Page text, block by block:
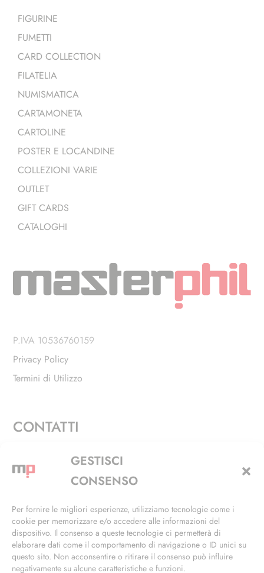
GESTISCI
CONSENSO
Per fornire le migliori esperienze, utilizziamo tecnologie come i
cookie per memorizzare e/o accedere alle informazioni del
dispositivo. Il consenso a queste tecnologie ci permetterà di
elaborare dati come il comportamento di navigazione o ID unici su
questo sito. Non acconsentire o ritirare il consenso può influire
negativamente su alcune caratteristiche e funzioni.
FIGURINE
FUMETTI
CARD COLLECTION
FILATELIA
NUMISMATICA
CARTAMONETA
CARTOLINE
POSTER E LOCANDINE
COLLEZIONI VARIE
OUTLET
GIFT CARDS
CATALOGHI
P.IVA 10536760159
Privacy Policy
Termini di Utilizzo
CONTATTI
Via Alfieri, 27 - Trezzano Sul Naviglio (MI)
+39 02 4846 3155
info@masterphil.it